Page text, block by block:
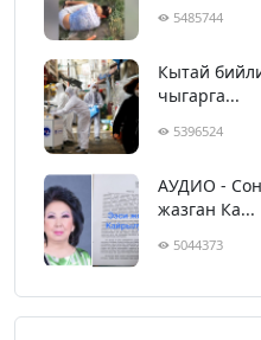
5485744
Кытай
чыгарга...
5396524
АУДИО -
жазган Ка...
5044373